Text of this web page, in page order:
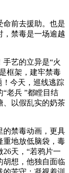
前去援助。也是
，禁毒是一场逾越
艺的立异是“火
框架，建牢禁毒
！今天，巡线逃踪
老兵 ”都瞠目结
、以假乱实的奶茶
禁毒动画，更具
重地放低脑袋，毒
天，“若鸦片一
想，他独自面临